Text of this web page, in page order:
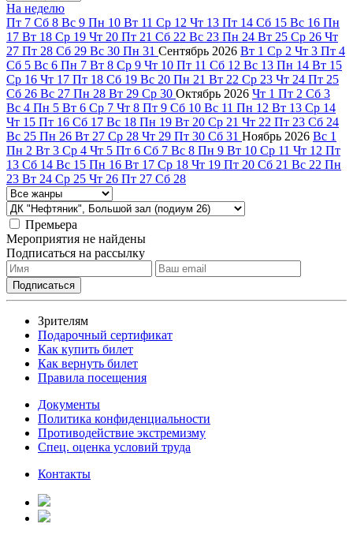
На неделю
Пт 7 Сб 8 Вс 9 Пн 10 Вт 11 Ср 12 Чт 13 Пт 14 Сб 15 Вс 16 Пн
17 Вт 18 Ср 19 Чт 20 Пт 21 Сб 22 Вс 23 Пн 24 Вт 25 Ср 26 Чт
27 Пт 28 Сб 29 Вс 30 Пн 31 Сентябрь 2026 Вт 1 Ср 2 Чт 3 Пт 4
Сб 5 Вс 6 Пн 7 Вт 8 Ср 9 Чт 10 Пт 11 Сб 12 Вс 13 Пн 14 Вт 15
Ср 16 Чт 17 Пт 18 Сб 19 Вс 20 Пн 21 Вт 22 Ср 23 Чт 24 Пт 25
Сб 26 Вс 27 Пн 28 Вт 29 Ср 30 Октябрь 2026 Чт 1 Пт 2 Сб 3
Вс 4 Пн 5 Вт 6 Ср 7 Чт 8 Пт 9 Сб 10 Вс 11 Пн 12 Вт 13 Ср 14
Чт 15 Пт 16 Сб 17 Вс 18 Пн 19 Вт 20 Ср 21 Чт 22 Пт 23 Сб 24
Вс 25 Пн 26 Вт 27 Ср 28 Чт 29 Пт 30 Сб 31 Ноябрь 2026 Вс 1
Пн 2 Вт 3 Ср 4 Чт 5 Пт 6 Сб 7 Вс 8 Пн 9 Вт 10 Ср 11 Чт 12 Пт
13 Сб 14 Вс 15 Пн 16 Вт 17 Ср 18 Чт 19 Пт 20 Сб 21 Вс 22 Пн
23 Вт 24 Ср 25 Чт 26 Пт 27 Сб 28
Премьера
Мероприятия не найдены
Подписаться на рассылку
Зрителям
Подарочный сертификат
Как купить билет
Как вернуть билет
Правила посещения
Документы
Политика конфиденциальности
Противодействие экстремизму
Спец. оценка условий труда
Контакты